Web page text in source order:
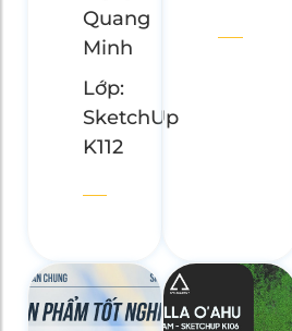
Quang
Minh
Lớp:
SketchUp
K112